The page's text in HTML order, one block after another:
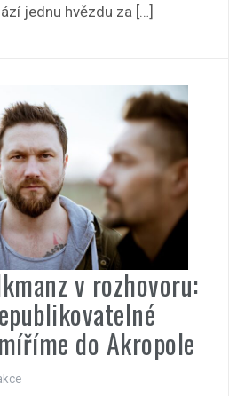
jednu hvězdu za […]
v rozhovoru:
do Akropole